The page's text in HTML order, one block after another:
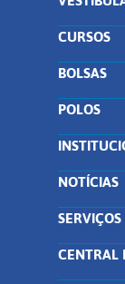
CURSOS
BOLSAS
POLOS
NOTÍCIAS
SERVIÇOS